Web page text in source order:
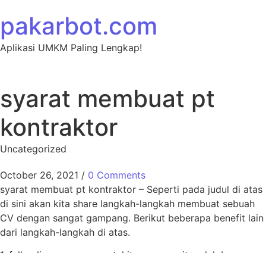
pakarbot.com
Aplikasi UMKM Paling Lengkap!
syarat membuat pt
kontraktor
Uncategorized
October 26, 2021 / 0 Comments
syarat membuat pt kontraktor – Seperti pada judul di atas
di sini akan kita share langkah-langkah membuat sebuah
CV dengan sangat gampang. Berikut beberapa benefit lain
dari langkah-langkah di atas.